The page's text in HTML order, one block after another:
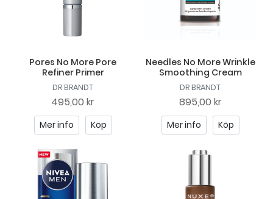
Pores No More Pore
Refiner Primer
DR BRANDT
495,00 kr
Mer info Köp
Needles No More Wrinkle
Smoothing Cream
DR BRANDT
895,00 kr
Mer info Köp